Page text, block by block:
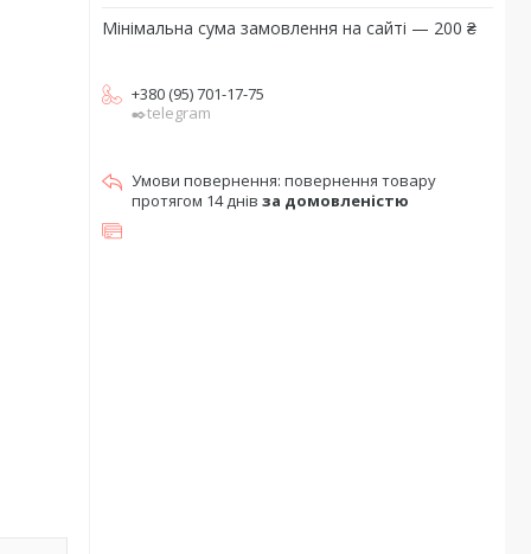
Мінімальна сума замовлення на сайті — 200 ₴
+380 (95) 701-17-75
✒️telegram
повернення товару
протягом 14 днів за домовленістю